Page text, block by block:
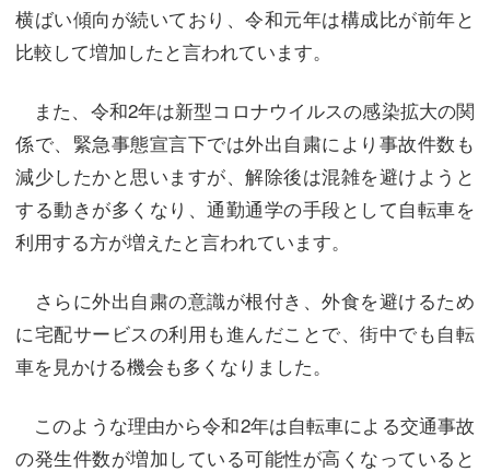
横ばい傾向が続いており、令和元年は構成比が前年と
比較して増加したと言われています。
また、令和2年は新型コロナウイルスの感染拡大の関
係で、緊急事態宣言下では外出自粛により事故件数も
減少したかと思いますが、解除後は混雑を避けようと
する動きが多くなり、通勤通学の手段として自転車を
利用する方が増えたと言われています。
さらに外出自粛の意識が根付き、外食を避けるため
に宅配サービスの利用も進んだことで、街中でも自転
車を見かける機会も多くなりました。
このような理由から令和2年は自転車による交通事故
の発生件数が増加している可能性が高くなっていると